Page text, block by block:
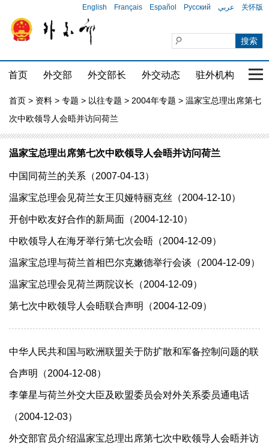
English Français Español Русский عربي 关怀版
首页 外交部 外交部长 外交动态 驻外机构 国
首页 > 资料 > 专题 > 以往专题 > 2004年专题 > 温家宝总理出席第七
次中欧领导人会晤并访问荷兰
温家宝总理出席第七次中欧领导人会晤并访问荷兰
中国同荷兰的关系（2007-04-13）
温家宝总理会见荷兰女王贝娅特丽克丝（2004-12-10）
开创中欧友好合作的新局面（2004-12-10）
中欧领导人在海牙举行第七次会晤（2004-12-09）
温家宝总理与荷兰首相巴尔克嫩德举行会谈（2004-12-09）
温家宝总理会见荷兰两院议长（2004-12-09）
第七次中欧领导人会晤联合声明（2004-12-09）
中华人民共和国与欧洲联盟关于防扩散和军备控制问题的联
合声明（2004-12-08）
李肇星与荷兰外交大臣及欧盟委员会对外关系委员通电话
（2004-12-03）
外交部官员介绍温家宝总理出席第七次中欧领导人会晤并访